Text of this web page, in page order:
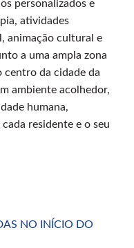
personalizados e
atividades
animação cultural e
a uma ampla zona
centro da cidade da
ambiente acolhedor,
humana,
residente e o seu
NO INÍCIO DO